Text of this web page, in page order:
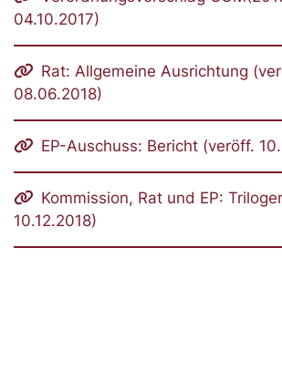
04.10.2017)
Rat: Allgemeine Ausrichtung
08.06.2018)
EP-Auschuss: Bericht (veröff.
Kommission, Rat und EP:
10.12.2018)